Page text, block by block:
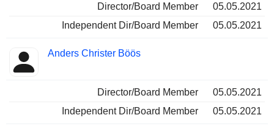
Director/Board Member
05.05.2021
Independent Dir/Board Member
05.05.2021
Anders Christer Böös
Director/Board Member
05.05.2021
Independent Dir/Board Member
05.05.2021